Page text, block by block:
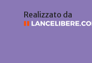
Realizzato da